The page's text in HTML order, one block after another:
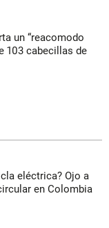
un “reacomodo
103 cabecillas de
eléctrica? Ojo a
en Colombia